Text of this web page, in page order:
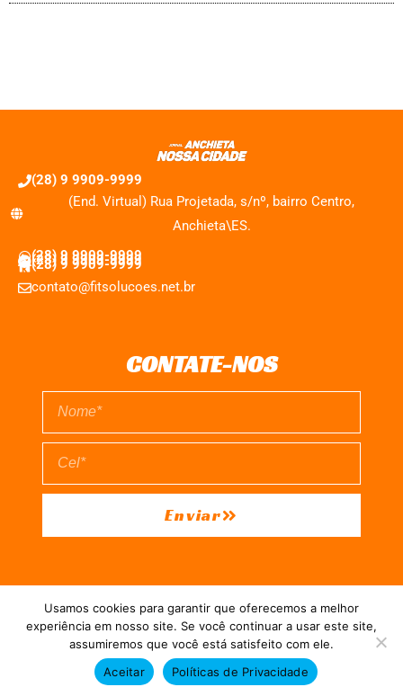
(28) 9 9909-9999
(End. Virtual) Rua Projetada, s/nº, bairro Centro,
Anchieta\ES.
(28) 9 9909-9999
(28) 9 9909-9999
(28) 9 9909-9999
contato@fitsolucoes.net.br
CONTATE-NOS
Enviar
TERMO DE USO
Direitos reservados à FIT Soluções = Atualizado pelo Consórcio de
Agências: Kriativuz e Philadelphia = Hospedado emhostgut.com.br
Usamos cookies para garantir que oferecemos a melhor
experiência em nosso site. Se você continuar a usar este site,
assumiremos que você está satisfeito com ele.
Aceitar
Políticas de Privacidade